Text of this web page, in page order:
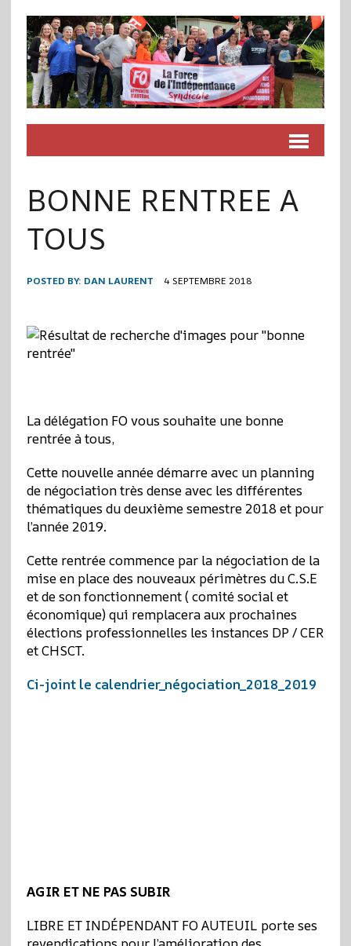
BONNE RENTREE A
TOUS
POSTED BY: DAN LAURENT 4 SEPTEMBRE 2018
La délégation FO vous souhaite une bonne
rentrée à tous,
Cette nouvelle année démarre avec un planning
de négociation très dense avec les différentes
thématiques du deuxième semestre 2018 et pour
l’année 2019.
Cette rentrée commence par la négociation de la
mise en place des nouveaux périmètres du C.S.E
et de son fonctionnement ( comité social et
économique) qui remplacera aux prochaines
élections professionnelles les instances DP / CER
et CHSCT.
Ci-joint le calendrier_négociation_2018_2019
AGIR ET NE PAS SUBIR
LIBRE ET INDÉPENDANT FO AUTEUIL porte ses